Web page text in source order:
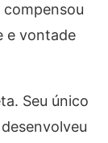
e vontade
Seu único